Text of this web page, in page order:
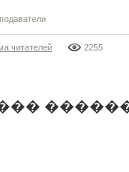
читателей 2255